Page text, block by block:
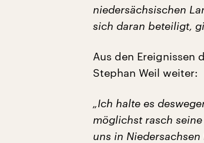
niedersächsischen
sich daran beteiligt,
Aus den Ereignissen
Stephan Weil weiter:
„Ich halte es
möglichst rasch
uns in